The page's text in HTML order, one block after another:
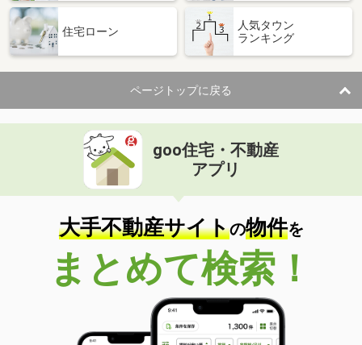
住宅ローン
人気タウン
ランキング
ページトップに戻る
goo住宅・不動産
アプリ
大手不動産サイトの物件を
まとめて検索！